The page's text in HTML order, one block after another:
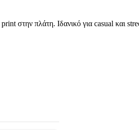
στην πλάτη. Ιδανικό για casual και